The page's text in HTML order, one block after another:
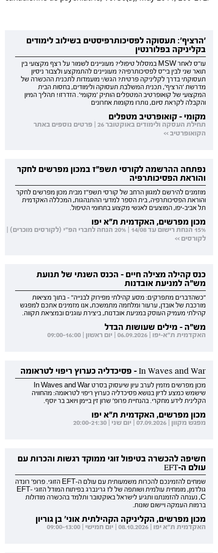
'הרציף': תעסוקה לפסיכותרפיסטים בשילוב לימודים
בקליניקה בפלורנטין
עו"ס לאחר MSW במסלול טיפולי? מעוניינים לשמור על רצף מקצועי בין
תואר שני לבין בי"ס לפסיכותרפיה? מעוניינים להתמקצע ולצבור ניסיון
תעסוקתי בדרך לקליניקה פרטית? הגש/י מועמדות לתכנית ההכשרה של
מדרשת 'הרציף', תכנית המשלבת תעסוקה ולימודים, בחסות הבית
המקצועי של קואופרטיב המטפלים הותיק 'מקומי'. הזדרזו! תהליך המיון
והקבלה לקראת סיום, נותרו מקומות אחרונים
מקומי - קואופרטיב מטפלים
תחילת העסקה ולימודים באוקטובר 26 | פרטים נוספים באתר
הקואופרטיב >>
נפתחה ההרשמה לקורסי תשפ"ז במכון מפרשים לחקר
והוראת הפסיכותרפיה
מוזמנים להירשם למגוון הרחב של קורסי תשפ"ז מבית מכון מפרשים לחקר
והוראת הפסיכותרפיה, בית הספר למדעי ההתנהגות, המכללה האקדמית
תל אביב-יפו, המוצעים לאנשי מקצוע בתחומי הטיפול.
מכון מפרשים, האקדמית ת"א יפו
15% הנחת רישום עד 14/08 | 20% הנחה לחברי הפ"י (לקורסים מוכרים) |
לקורסים >>
כנס קהילה מצילה חיים - הכנס השנתי של תנועת
מש"ה למניעת אובדנות
"כשהדברים מתפרקים: מסע קהילתי מפירוק לבנייה" - בתוך מציאות
מורכבת של אובדן, ערעור ומלחמה מתמשכת, אנו מזמינים אתכם למפגש
קהילתי מעמיק העוסק במניעת אובדנות, ביצירת עוגנים ובמציאת תקווה.
מש"ה - מילים שעושות הבדל
האקדמית ת"א-יפו | 06.09.2026 | יום ראשון | 09:00-16:00
In Waves and War - פסיכדליה כערוץ ריפוי לטראומה
מכון מפרשים מזמין לערב עיון שיעסוק בסרט In Waves and War
שישמש כמצע לדיון בנושא פסיכדליה כערוץ ריפוי לטראומה: מהחוויה
הקלינית לידע מחקרי. בהנחיית פרופ' שרון זין ביימן ויואב בר יוסף.
מכון מפרשים, האקדמית ת"א יפו
מפגש מקוון | 07.09.2026 | יום שני | 20:00-21:30
חשיפה להכשרה בטיפול זוגי ממוקד רגשות והכרות עם
עולם ה-EFT
שמחים להזמינכם להכרות משמעותית עם עולם ה-EFT הזוגי. פרופ' רונדה
גולדמן, מומחית עולמית ושותפה של לז גרינברג בפיתוח המודל הזוגי EFT-
C, נענתה להזמנתנו ותגיע לישראל באוקטובר ותלמד בהכשרה מודולות
ברמות העמקה ויישום שונות.
מכון מפרשים, הקליניקה הקהילתית אוני' בן גוריון
האקדמית ת"א יפו | 08.10.2026 | יום חמישי | 09:00-13:00